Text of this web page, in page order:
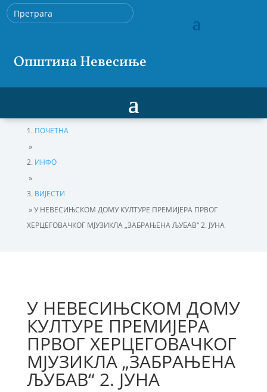
Општина Невесиње
ПОЧЕТНА
»
ИНФО
»
ВИЈЕСТИ
»У НЕВЕСИЊСКОМ ДОМУ КУЛТУРЕ ПРЕМИЈЕРА ПРВОГ
ХЕРЦЕГОВАЧКОГ МЈУЗИКЛА „ЗАБРАЊЕНА ЉУБАВ“ 2. ЈУНА
У НЕВЕСИЊСКОМ ДОМУ
КУЛТУРЕ ПРЕМИЈЕРА
ПРВОГ ХЕРЦЕГОВАЧКОГ
МЈУЗИКЛА „ЗАБРАЊЕНА
ЉУБАВ“ 2. ЈУНА